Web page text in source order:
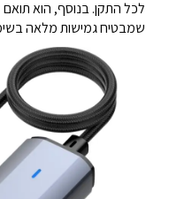
שמבטיח גמישות מלאה